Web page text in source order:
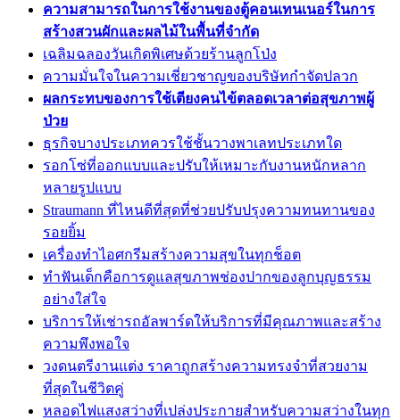
ความสามารถในการใช้งานของตู้คอนเทนเนอร์ในการ
สร้างสวนผักและผลไม้ในพื้นที่จำกัด
เฉลิมฉลองวันเกิดพิเศษด้วยร้านลูกโป่ง
ความมั่นใจในความเชี่ยวชาญของบริษัทกำจัดปลวก
ผลกระทบของการใช้เตียงคนไข้ตลอดเวลาต่อสุขภาพผู้
ป่วย
ธุรกิจบางประเภทควรใช้ชั้นวางพาเลทประเภทใด
รอกโซ่ที่ออกแบบและปรับให้เหมาะกับงานหนักหลาก
หลายรูปแบบ
Straumann ที่ไหนดีที่สุดที่ช่วยปรับปรุงความทนทานของ
รอยยิ้ม
เครื่องทำไอศกรีมสร้างความสุขในทุกช็อต
ทำฟันเด็กคือการดูแลสุขภาพช่องปากของลูกบุญธรรม
อย่างใส่ใจ
บริการให้เช่ารถอัลพาร์ดให้บริการที่มีคุณภาพและสร้าง
ความพึงพอใจ
วงดนตรีงานแต่ง ราคาถูกสร้างความทรงจำที่สวยงาม
ที่สุดในชีวิตคู่
หลอดไฟแสงสว่างที่เปล่งประกายสำหรับความสว่างในทุก